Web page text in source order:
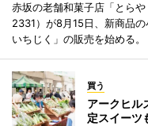
赤坂の老舗和菓子店「とら
2331）が8月15日、新商品
いちじく」の販売を始める。
買う
アークヒ
定スイーツ